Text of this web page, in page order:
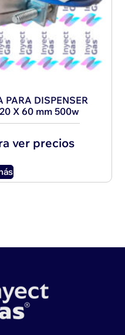
PARA DISPENSER
X 60 mm 500w
ver precios